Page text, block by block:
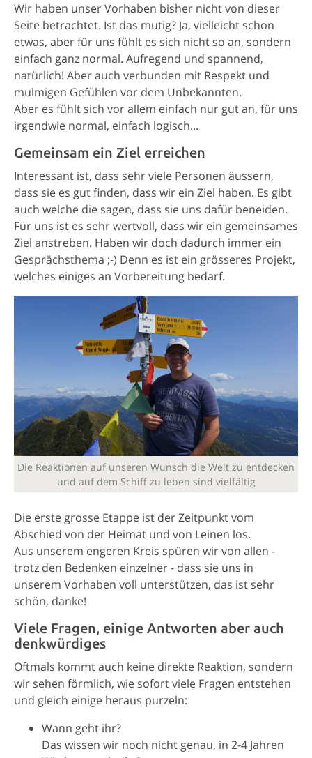
Wir haben unser Vorhaben bisher nicht von dieser
Seite betrachtet. Ist das mutig? Ja, vielleicht schon
etwas, aber für uns fühlt es sich nicht so an, sondern
einfach ganz normal. Aufregend und spannend,
natürlich! Aber auch verbunden mit Respekt und
mulmigen Gefühlen vor dem Unbekannten.
Aber es fühlt sich vor allem einfach nur gut an, für uns
irgendwie normal, einfach logisch...
Gemeinsam ein Ziel erreichen
Interessant ist, dass sehr viele Personen äussern,
dass sie es gut finden, dass wir ein Ziel haben. Es gibt
auch welche die sagen, dass sie uns dafür beneiden.
Für uns ist es sehr wertvoll, dass wir ein gemeinsames
Ziel anstreben. Haben wir doch dadurch immer ein
Gesprächsthema ;-) Denn es ist ein grösseres Projekt,
welches einiges an Vorbereitung bedarf.
Die Reaktionen auf unseren Wunsch die Welt zu entdecken
und auf dem Schiff zu leben sind vielfältig
Die erste grosse Etappe ist der Zeitpunkt vom
Abschied von der Heimat und von Leinen los.
Aus unserem engeren Kreis spüren wir von allen -
trotz den Bedenken einzelner - dass sie uns in
unserem Vorhaben voll unterstützen, das ist sehr
schön, danke!
Viele Fragen, einige Antworten aber auch
denkwürdiges
Oftmals kommt auch keine direkte Reaktion, sondern
wir sehen förmlich, wie sofort viele Fragen entstehen
und gleich einige heraus purzeln:
Wann geht ihr?
Das wissen wir noch nicht genau, in 2-4 Jahren